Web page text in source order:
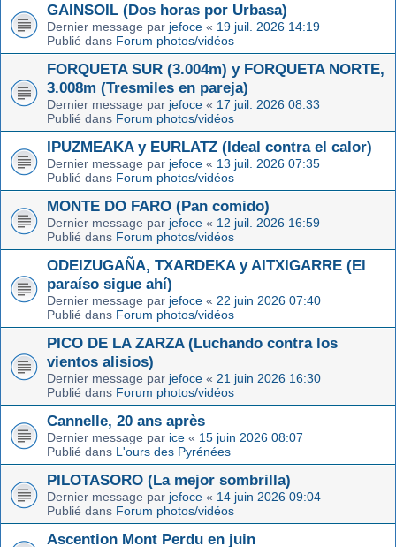
GAINSOIL (Dos horas por Urbasa)
Dernier message par jefoce « 19 juil. 2026 14:19
Publié dans Forum photos/vidéos
FORQUETA SUR (3.004m) y FORQUETA NORTE,
3.008m (Tresmiles en pareja)
Dernier message par jefoce « 17 juil. 2026 08:33
Publié dans Forum photos/vidéos
IPUZMEAKA y EURLATZ (Ideal contra el calor)
Dernier message par jefoce « 13 juil. 2026 07:35
Publié dans Forum photos/vidéos
MONTE DO FARO (Pan comido)
Dernier message par jefoce « 12 juil. 2026 16:59
Publié dans Forum photos/vidéos
ODEIZUGAÑA, TXARDEKA y AITXIGARRE (El
paraíso sigue ahí)
Dernier message par jefoce « 22 juin 2026 07:40
Publié dans Forum photos/vidéos
PICO DE LA ZARZA (Luchando contra los
vientos alisios)
Dernier message par jefoce « 21 juin 2026 16:30
Publié dans Forum photos/vidéos
Cannelle, 20 ans après
Dernier message par ice « 15 juin 2026 08:07
Publié dans L'ours des Pyrénées
PILOTASORO (La mejor sombrilla)
Dernier message par jefoce « 14 juin 2026 09:04
Publié dans Forum photos/vidéos
Ascention Mont Perdu en juin